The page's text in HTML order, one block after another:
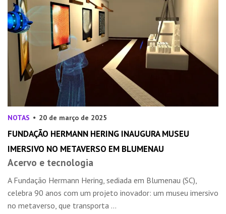
NOTAS 20 de março de 2025
FUNDAÇÃO HERMANN HERING INAUGURA MUSEU
IMERSIVO NO METAVERSO EM BLUMENAU
Acervo e tecnologia
A Fundação Hermann Hering, sediada em Blumenau (SC),
celebra 90 anos com um projeto inovador: um museu imersivo
no metaverso, que transporta ...